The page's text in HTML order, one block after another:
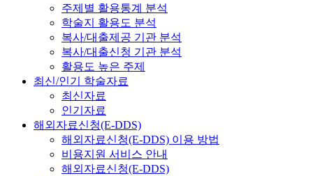
주제별 활용통계 분석
학술지 활용도 분석
복사/대출제공 기관 분석
복사/대출신청 기관 분석
활용도 높은 주제
최신/인기 학술자료
최신자료
인기자료
해외자료신청(E-DDS)
해외자료신청(E-DDS) 이용 방법
비용지원 서비스 안내
해외자료신청(E-DDS)